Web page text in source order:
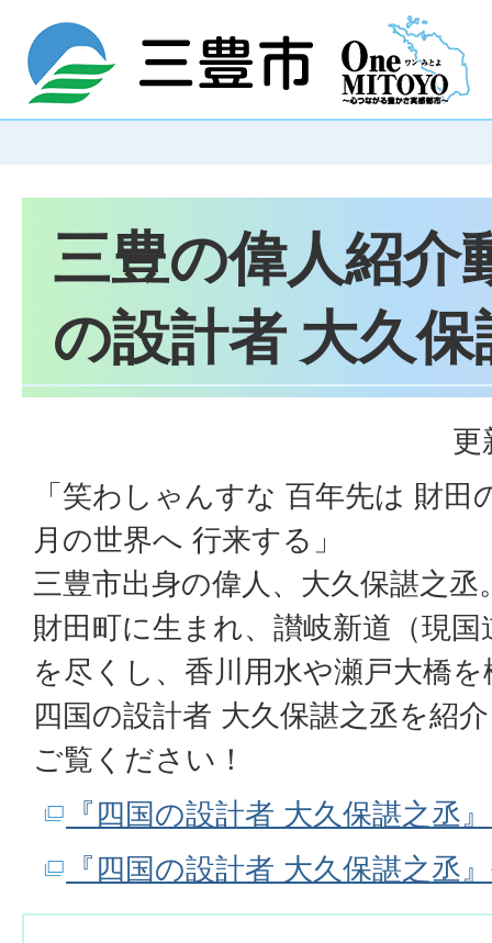
三豊の偉人紹介
の設計者 大久
更
「笑わしゃんすな 百年先は 財
月の世界へ 行来する」
三豊市出身の偉人、大久保諶之丞
財田町に生まれ、讃岐新道（現
を尽くし、香川用水や瀬戸大橋
四国の設計者 大久保諶之丞を紹
ご覧ください！
『四国の設計者 大久保諶之丞
『四国の設計者 大久保諶之丞